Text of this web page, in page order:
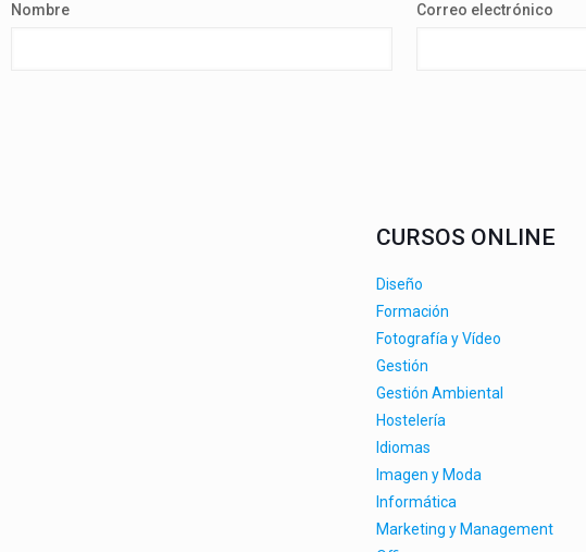
Nombre Correo electrónico
CURSOS ONLINE
Diseño
Formación
Fotografía y Vídeo
Gestión
Gestión Ambiental
Hostelería
Idiomas
Imagen y Moda
Informática
Marketing y Management